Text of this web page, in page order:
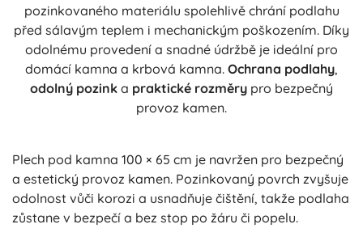
pozinkovaného materiálu spolehlivě chrání podlahu
před sálavým teplem i mechanickým poškozením. Díky
odolnému provedení a snadné údržbě je ideální pro
domácí kamna a krbová kamna. Ochrana podlahy,
odolný pozink a praktické rozměry pro bezpečný
provoz kamen.
Plech pod kamna 100 × 65 cm je navržen pro bezpečný
a estetický provoz kamen. Pozinkovaný povrch zvyšuje
odolnost vůči korozi a usnadňuje čištění, takže podlaha
zůstane v bezpečí a bez stop po žáru či popelu.